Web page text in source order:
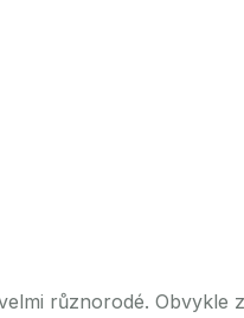
různorodé. Obvykle